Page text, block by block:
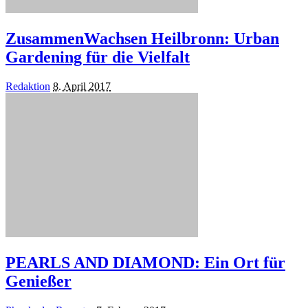
ZusammenWachsen Heilbronn: Urban
Gardening für die Vielfalt
Posted
Redaktion 8. April 2017
PEARLS AND DIAMOND: Ein Ort für
Genießer